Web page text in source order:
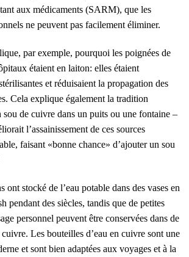
aux médicaments (SARM), que les
ne peuvent pas facilement éliminer.
par exemple, pourquoi les poignées de
étaient en laiton: elles étaient
et réduisaient la propagation des
Cela explique également la tradition
sou de cuivre dans un puits ou une fontaine –
l’assainissement de ces sources
faisant «bonne chance» d’ajouter un sou
ont stocké de l’eau potable dans des vases en
pendant des siècles, tandis que de petites
personnel peuvent être conservées dans de
Les bouteilles d’eau en cuivre sont une
et sont bien adaptées aux voyages et à la